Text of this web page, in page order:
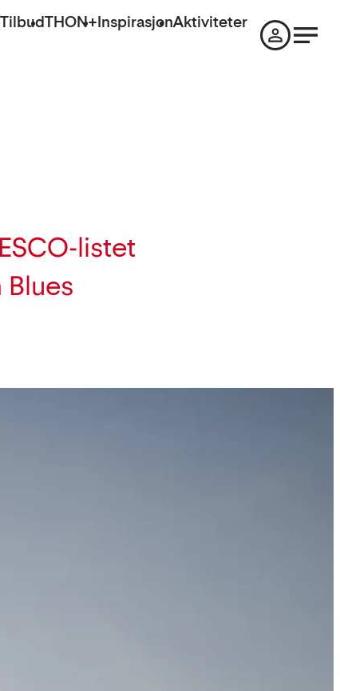
TilbudTHON+ InspirasjonAktiviteter
listet